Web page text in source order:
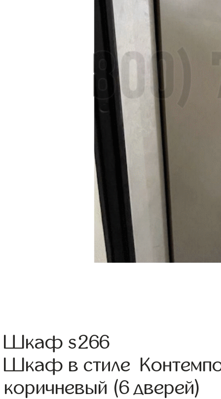
Шкаф s266
Шкаф в стиле
коричневый (6 дверей)